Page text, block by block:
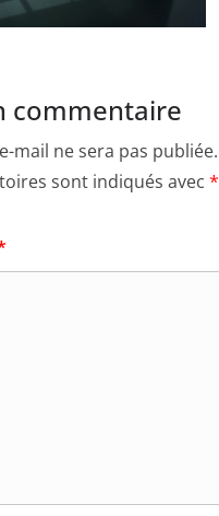
commentaire
mail ne sera pas publiée.
sont indiqués avec *